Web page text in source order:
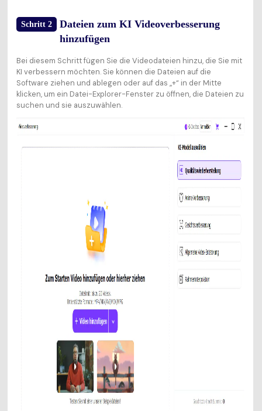
Schritt 2
Dateien zum KI Videoverbesserung
hinzufügen
Bei diesem Schritt fügen Sie die Videodateien hinzu, die Sie mit
KI verbessern möchten. Sie können die Dateien auf die
Software ziehen und ablegen oder auf das „+“ in der Mitte
klicken, um ein Datei-Explorer-Fenster zu öffnen, die Dateien zu
suchen und sie auszuwählen.